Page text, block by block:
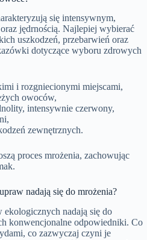
się intensywnym,
jędrnością. Najlepiej wybierać
uszkodzeń, przebarwień oraz
dotyczące wyboru zdrowych
i rozgniecionymi miejscami,
owoców,
intensywnie czerwony,
zewnętrznych.
proces mrożenia, zachowując
nadają się do mrożenia?
ekologicznych nadają się do
konwencjonalne odpowiedniki. Co
co zazwyczaj czyni je